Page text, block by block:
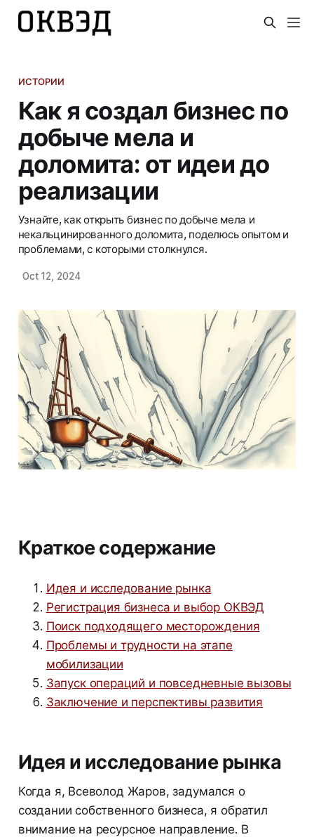
ИСТОРИИ
Как я создал бизнес по
добыче мела и
доломита: от идеи до
реализации
Узнайте, как открыть бизнес по добыче мела и
некальцинированного доломита, поделюсь опытом и
проблемами, с которыми столкнулся.
Oct 12, 2024
Краткое содержание
Идея и исследование рынка
Регистрация бизнеса и выбор ОКВЭД
Поиск подходящего месторождения
Проблемы и трудности на этапе
мобилизации
Запуск операций и повседневные вызовы
Заключение и перспективы развития
Идея и исследование рынка
Когда я, Всеволод Жаров, задумался о
создании собственного бизнеса, я обратил
внимание на ресурсное направление. В